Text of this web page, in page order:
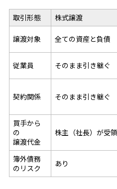
取引形態 株式譲渡
譲渡対象 全ての資産と負債
従業員 そのまま引き継ぐ
契約関係 そのまま引き継ぐ
買手から
の
譲渡代金
株主（社長）が受領
簿外債務
のリスク
あり